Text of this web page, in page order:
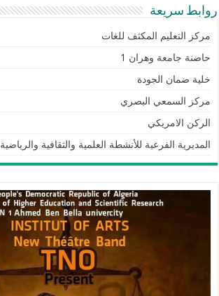
روابط سريعة
مركز التعليم المكثف للغات
حاضنة جامعة وهران 1
خلية ضمان الجودة
مركز السمعي البصري
الركن الامريكي
المديرية الفرعية للأنشطة العلمية والثقافية والرياضية